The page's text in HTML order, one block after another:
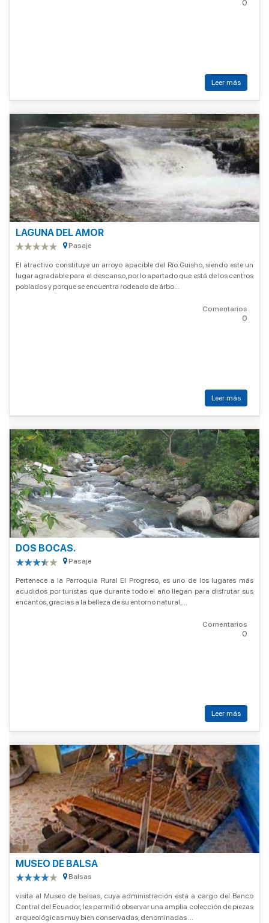
0
Leer más
LAGUNA DEL AMOR
Pasaje
El atractivo constituye un arroyo apacible del Río Guisho, siendo este un
lugar agradable para el descanso, por lo apartado que está de los centros
poblados y porque se encuentra rodeado de árbo...
Comentarios
0
Leer más
DOS BOCAS.
Pasaje
Pertenece a la Parroquia Rural El Progreso, es uno de los lugares más
acudidos por turistas que durante todo el año llegan para disfrutar sus
encantos, gracias a la belleza de su entorno natural,...
Comentarios
0
Leer más
MUSEO DE BALSA
Balsas
visita al Museo de balsas, cuya administración está a cargo del Banco
Central del Ecuador, les permitió observar una amplia colección de piezas
arqueológicas muy bien conservadas, denominadas ...